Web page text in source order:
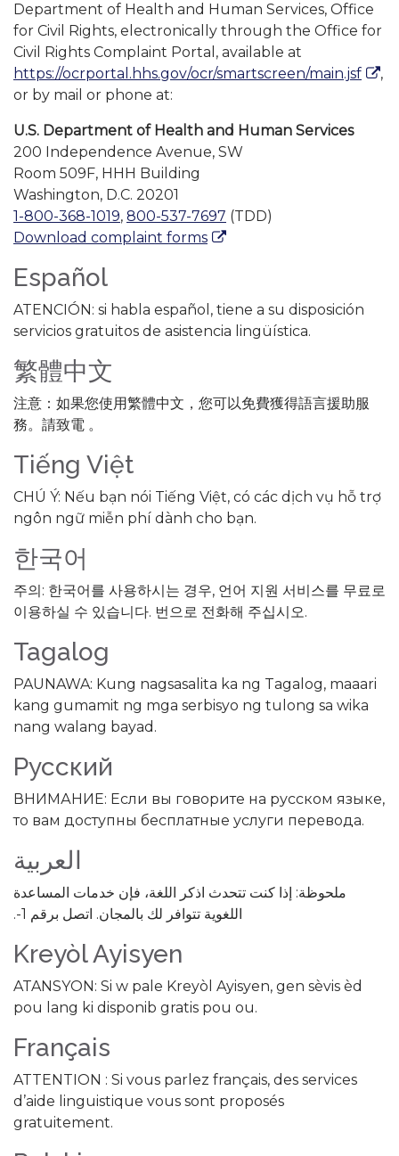
Department of Health and Human Services, Office
for Civil Rights, electronically through the Office for
Civil Rights Complaint Portal, available at
https://ocrportal.hhs.gov/ocr/smartscreen/main.jsf
,
or by mail or phone at:
U.S. Department of Health and Human Services
200 Independence Avenue, SW
Room 509F, HHH Building
Washington, D.C. 20201
1-800-368-1019, 800-537-7697 (TDD)
Download complaint forms
Español
ATENCIÓN: si habla español, tiene a su disposición
servicios gratuitos de asistencia lingüística.
繁體中文
注意：如果您使用繁體中文，您可以免費獲得語言援助服
務。請致電 。
Tiếng Việt
CHÚ Ý: Nếu bạn nói Tiếng Việt, có các dịch vụ hỗ trợ
ngôn ngữ miễn phí dành cho bạn.
한국어
주의: 한국어를 사용하시는 경우, 언어 지원 서비스를 무료로
이용하실 수 있습니다. 번으로 전화해 주십시오.
Tagalog
PAUNAWA: Kung nagsasalita ka ng Tagalog, maaari
kang gumamit ng mga serbisyo ng tulong sa wika
nang walang bayad.
Русский
ВНИМАНИЕ: Если вы говорите на русском языке,
то вам доступны бесплатные услуги перевода.
العربية
ملحوظة: إذا كنت تتحدث اذكر اللغة، فإن خدمات المساعدة
اللغوية تتوافر لك بالمجان. اتصل برقم 1-.
Kreyòl Ayisyen
ATANSYON: Si w pale Kreyòl Ayisyen, gen sèvis èd
pou lang ki disponib gratis pou ou.
Français
ATTENTION : Si vous parlez français, des services
d’aide linguistique vous sont proposés
gratuitement.